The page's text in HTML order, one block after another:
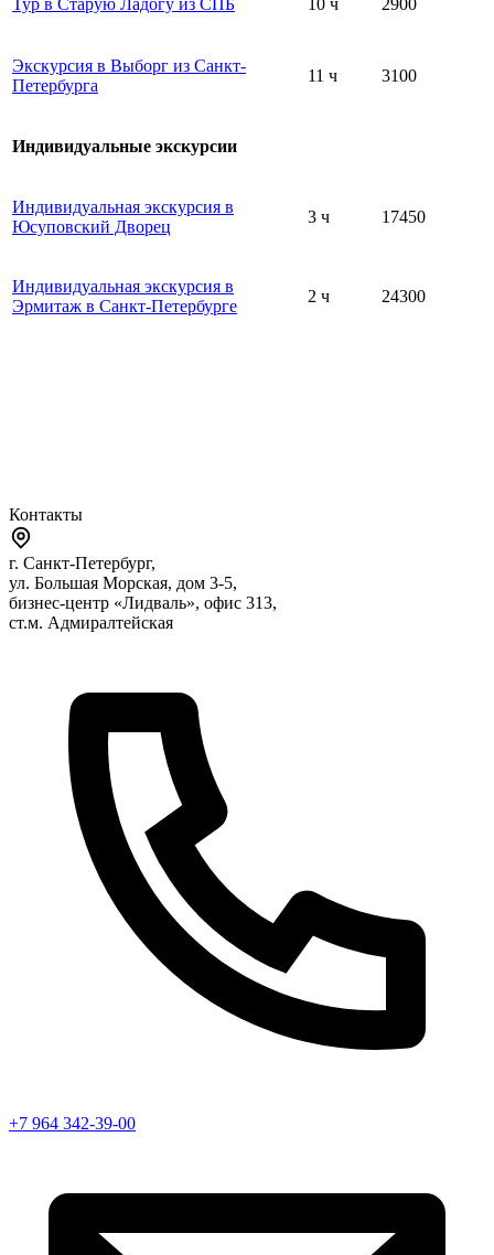
Экскурсия в Выборг из Санкт-
Петербурга
11 ч 3100
Индивидуальные экскурсии
Индивидуальная экскурсия в
Юсуповский Дворец
3 ч 17450
Индивидуальная экскурсия в
Эрмитаж в Санкт-Петербурге
2 ч 24300
Контакты
г. Санкт-Петербург,
ул. Большая Морская, дом 3-5,
бизнес-центр «Лидваль», офис 313,
ст.м. Адмиралтейская
+7 964 342-39-00